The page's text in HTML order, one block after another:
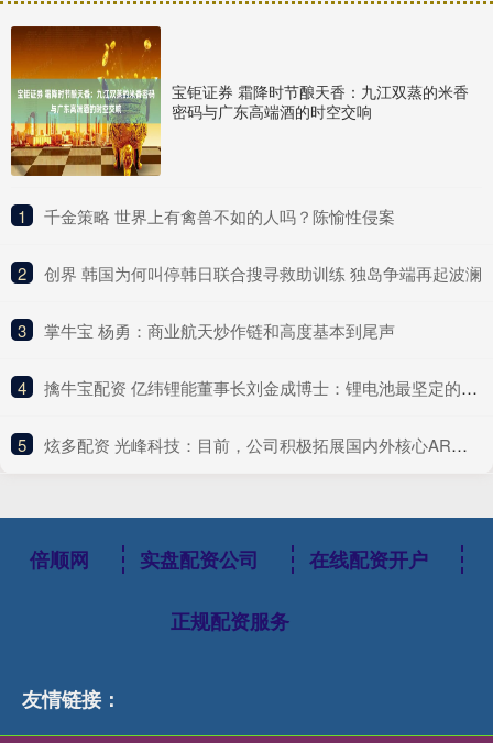
宝钜证券 霜降时节酿天香：九江双蒸的米香
密码与广东高端酒的时空交响
1 ​千金策略 世界上有禽兽不如的人吗？陈愉性侵案
2 ​创界 韩国为何叫停韩日联合搜寻救助训练 独岛争端再起波澜
3 ​掌牛宝 杨勇：商业航天炒作链和高度基本到尾声
4 ​擒牛宝配资 亿纬锂能董事长刘金成博士：锂电池最坚定的乐观者
5 ​炫多配资 光峰科技：目前，公司积极拓展国内外核心AR眼镜品牌厂商
倍顺网 实盘配资公司 在线配资开户
正规配资服务
友情链接：